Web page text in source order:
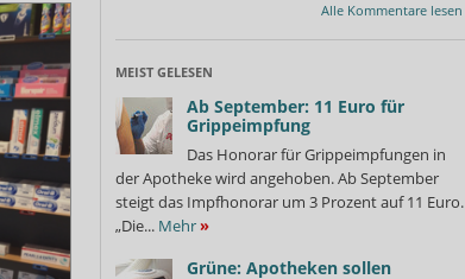
Alle Kommentare lesen
MEIST GELESEN
Ab September: 11 Euro für
Grippeimpfung
Das Honorar für Grippeimpfungen in
der Apotheke wird angehoben. Ab September
steigt das Impfhonorar um 3 Prozent auf 11 Euro.
„Die... Mehr»
Grüne: Apotheken sollen